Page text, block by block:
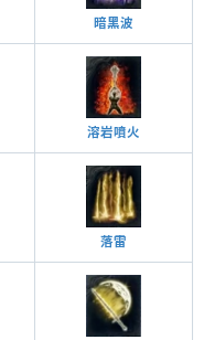
暗黑波
溶岩噴火
落雷